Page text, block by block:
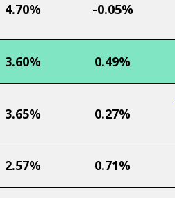
-0.05%
4.70%
0.49%
3.60%
0.27%
3.65%
0.71%
2.57%